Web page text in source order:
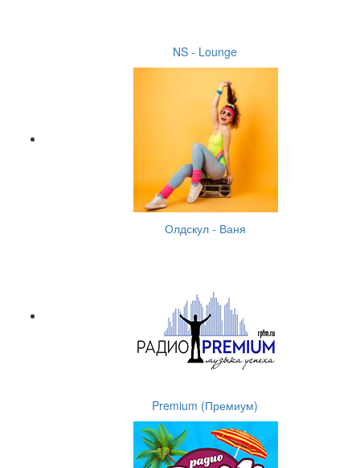
NS - Lounge
Олдскул - Ваня
Premium (Премиум)